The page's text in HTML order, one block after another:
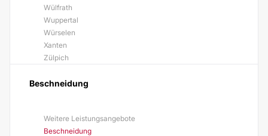
Wülfrath
Wuppertal
Würselen
Xanten
Zülpich
Beschneidung
Weitere Leistungsangebote
Beschneidung